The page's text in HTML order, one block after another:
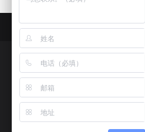
网站首页